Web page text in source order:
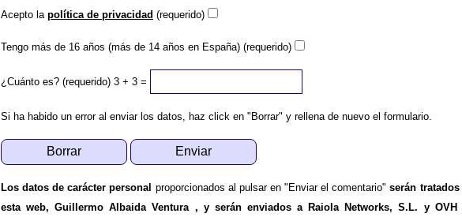
Acepto la política de privacidad (requerido)
Tengo más de 16 años (más de 14 años en España) (requerido)
¿Cuánto es? (requerido) 3 + 3 =
Si ha habido un error al enviar los datos, haz click en "Borrar" y rellena de nuevo el formulario.
Los datos de carácter personal proporcionados al pulsar en "Enviar el comentario"serán
esta web, Guillermo Albaida Ventura , y serán enviados a Raiola Networks, S.L. y OVH